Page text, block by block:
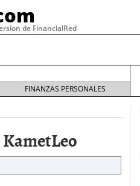
de FinancialRed
FINANZAS PERSONALES